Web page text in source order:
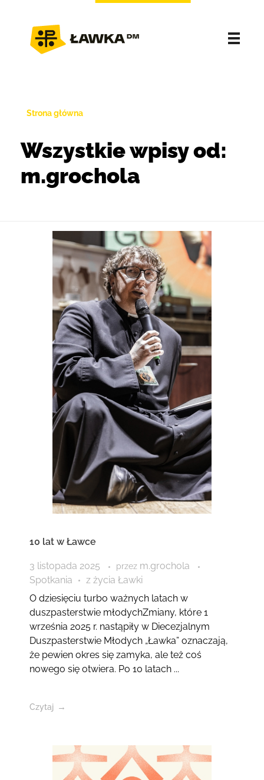
Strona główna
Wszystkie wpisy od:
m.grochola
10 lat w Ławce
3 listopada 2025 przez m.grochola
Spotkania
z życia Ławki
O dziesięciu turbo ważnych latach w
duszpasterstwie młodychZmiany, które 1
września 2025 r. nastąpiły w Diecezjalnym
Duszpasterstwie Młodych „Ławka” oznaczają,
że pewien okres się zamyka, ale też coś
nowego się otwiera. Po 10 latach ...
Czytaj